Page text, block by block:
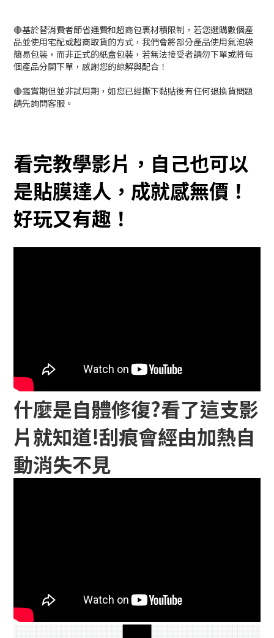
🔴基於替消費者節省運費和超商包裹材積限制，若您選購數個產
品並使用宅配或超商取貨的方式，我們會將部分產品使用氣泡袋
簡易包裝，而非正式的紙盒包裝，若無法接受者請勿下單或將每
個產品分開下單，感謝您的諒解與配合！
🔴鑑賞期但並非試用期，如您已經撕下黏貼後有任何退換貨問題
請先詢問客服。
看完教學影片，自己也可以
是貼膜達人，成就感無價！
好玩又有趣！
什麼是自體修復?看了這支影
片就知道!刮痕會經由加熱自
動消失不見